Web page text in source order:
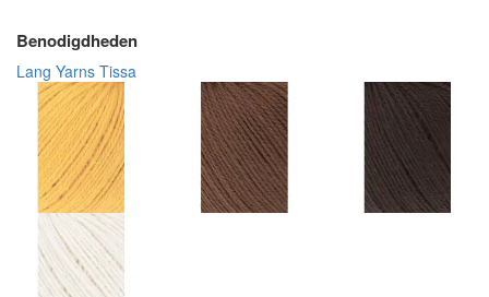
Benodigdheden
Lang Yarns Tissa